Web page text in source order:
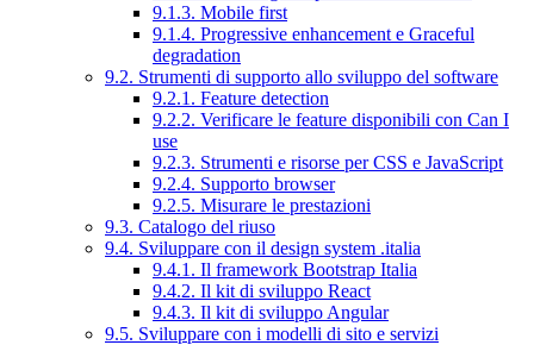
9.1.3. Mobile first
9.1.4. Progressive enhancement e Graceful
degradation
9.2. Strumenti di supporto allo sviluppo del software
9.2.1. Feature detection
9.2.2. Verificare le feature disponibili con Can I
use
9.2.3. Strumenti e risorse per CSS e JavaScript
9.2.4. Supporto browser
9.2.5. Misurare le prestazioni
9.3. Catalogo del riuso
9.4. Sviluppare con il design system .italia
9.4.1. Il framework Bootstrap Italia
9.4.2. Il kit di sviluppo React
9.4.3. Il kit di sviluppo Angular
9.5. Sviluppare con i modelli di sito e servizi